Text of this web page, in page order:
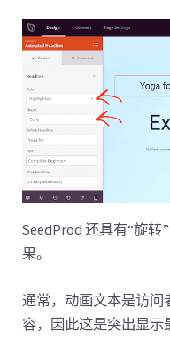
SeedProd 还具有“旋
果。
通常，动画文本是访问
容，因此这是突出显示